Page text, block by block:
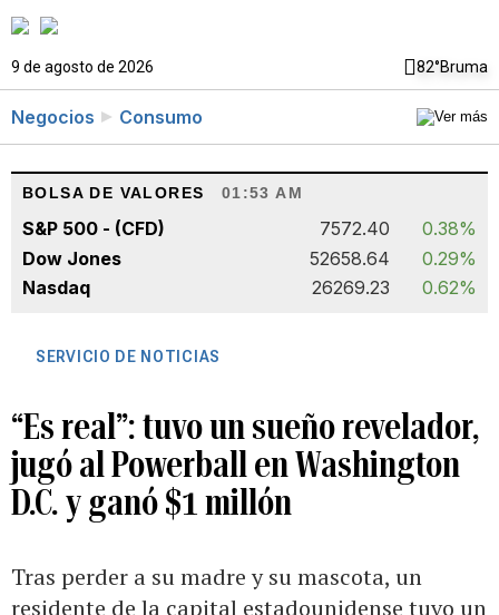
9 de agosto de 2026 82°Bruma
Negocios Consumo
BOLSA DE VALORES 01:53 AM
S&P 500 - (CFD) 7572.40
0.38%
Dow Jones
52658.64
0.29%
Nasdaq
26269.23 0.62%
SERVICIO DE NOTICIAS
“Es real”: tuvo un sueño revelador,
jugó al Powerball en Washington
D.C. y ganó $1 millón
Tras perder a su madre y su mascota, un
residente de la capital estadounidense tuvo un